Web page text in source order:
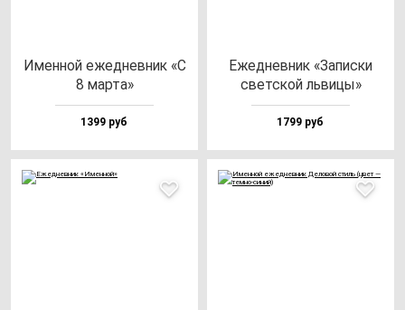
Имен­ной ежед­нев­ник «С
8 мар­та»
1399 руб
Ежед­нев­ник «Запис­ки
свет­ской ль­ви­цы»
1799 руб